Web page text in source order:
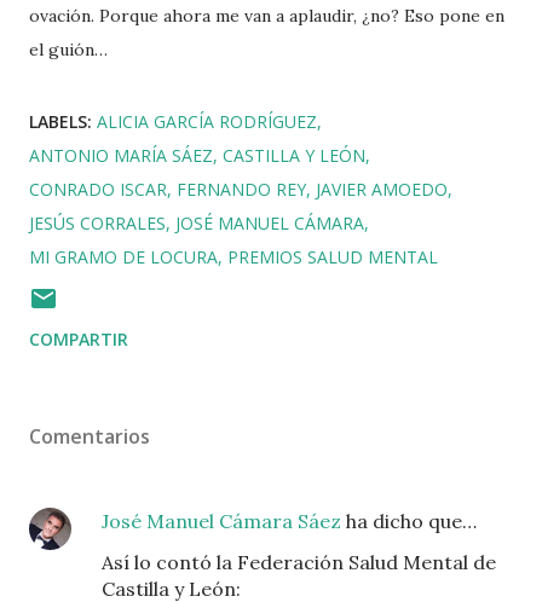
ovación. Porque ahora me van a aplaudir, ¿no? Eso pone en
el guión…
LABELS: ALICIA GARCÍA RODRÍGUEZ
ANTONIO MARÍA SÁEZ CASTILLA Y LEÓN
CONRADO ISCAR FERNANDO REY JAVIER AMOEDO
JESÚS CORRALES JOSÉ MANUEL CÁMARA
MI GRAMO DE LOCURA PREMIOS SALUD MENTAL
COMPARTIR
Comentarios
José Manuel Cámara Sáez ha dicho que…
Así lo contó la Federación Salud Mental de
Castilla y León: